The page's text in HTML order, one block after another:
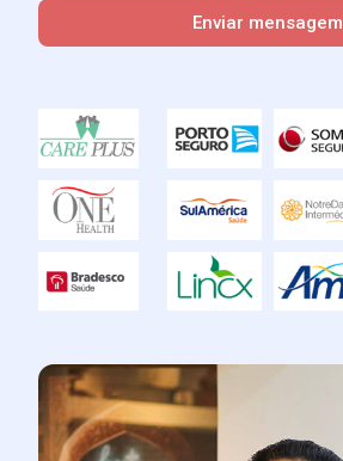
Enviar mensagem